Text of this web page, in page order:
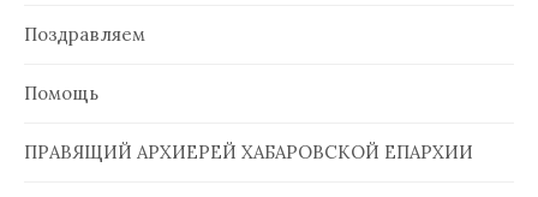
Поздравляем
Помощь
ПРАВЯЩИЙ АРХИЕРЕЙ ХАБАРОВСКОЙ ЕПАРХИИ